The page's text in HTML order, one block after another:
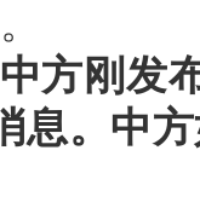
方刚发
息。中